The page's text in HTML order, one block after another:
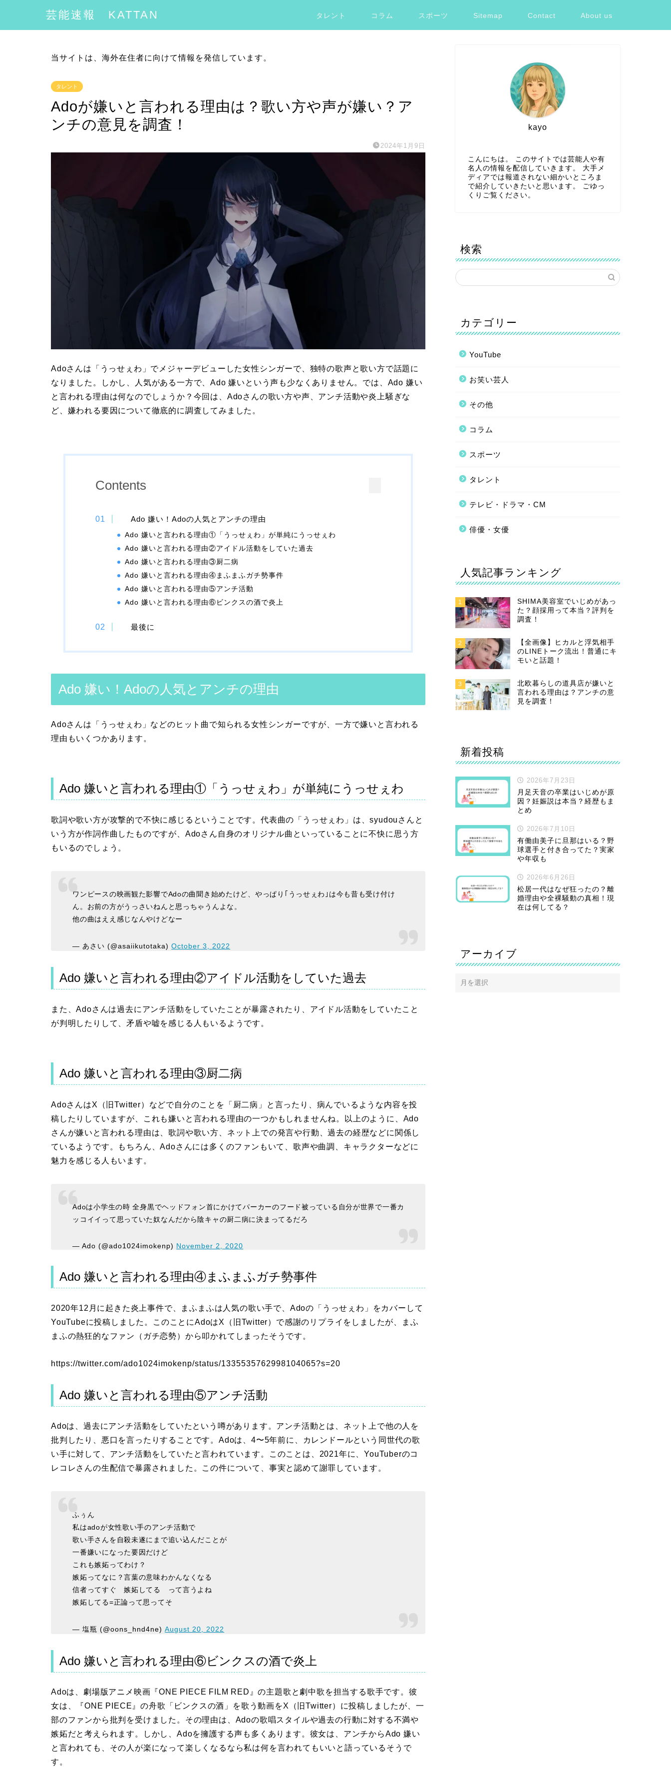
芸能速報 KATTAN タレント コラム スポーツ Sitemap Contact About us
当サイトは、海外在住者に向けて情報を発信しています。
タレント
Adoが嫌いと言われる理由は？歌い方や声が嫌い？ア
ンチの意見を調査！
2024年1月9日
Adoさんは「うっせぇわ」でメジャーデビューした女性シンガーで、独特の歌声と歌い方で話題に
なりました。しかし、人気がある一方で、Ado 嫌いという声も少なくありません。では、Ado 嫌い
と言われる理由は何なのでしょうか？今回は、Adoさんの歌い方や声、アンチ活動や炎上騒ぎな
ど、嫌われる要因について徹底的に調査してみました。
Contents
Ado 嫌い！Adoの人気とアンチの理由
Ado 嫌いと言われる理由①「うっせぇわ」が単純にうっせぇわ
Ado 嫌いと言われる理由②アイドル活動をしていた過去
Ado 嫌いと言われる理由③厨二病
Ado 嫌いと言われる理由④まふまふガチ勢事件
Ado 嫌いと言われる理由⑤アンチ活動
Ado 嫌いと言われる理由⑥ビンクスの酒で炎上
最後に
Ado 嫌い！Adoの人気とアンチの理由
Adoさんは「うっせぇわ」などのヒット曲で知られる女性シンガーですが、一方で嫌いと言われる
理由もいくつかあります。
Ado 嫌いと言われる理由①「うっせぇわ」が単純にうっせぇわ
歌詞や歌い方が攻撃的で不快に感じるということです。代表曲の「うっせぇわ」は、syudouさんと
いう方が作詞作曲したものですが、Adoさん自身のオリジナル曲といっていることに不快に思う方
もいるのでしょう。
ワンピースの映画観た影響でAdoの曲聞き始めたけど、やっぱり｢うっせぇわ｣は今も昔も受け付け
ん。お前の方がうっさいねんと思っちゃうんよな。
他の曲はええ感じなんやけどなー
— あさい (@asaiikutotaka)October 3, 2022
Ado 嫌いと言われる理由②アイドル活動をしていた過去
また、Adoさんは過去にアンチ活動をしていたことが暴露されたり、アイドル活動をしていたこと
が判明したりして、矛盾や嘘を感じる人もいるようです。
Ado 嫌いと言われる理由③厨二病
AdoさんはX（旧Twitter）などで自分のことを「厨二病」と言ったり、病んでいるような内容を投
稿したりしていますが、これも嫌いと言われる理由の一つかもしれませんね。以上のように、Ado
さんが嫌いと言われる理由は、歌詞や歌い方、ネット上での発言や行動、過去の経歴などに関係し
ているようです。もちろん、Adoさんには多くのファンもいて、歌声や曲調、キャラクターなどに
魅力を感じる人もいます。
Adoは小学生の時 全身黒でヘッドフォン首にかけてパーカーのフード被っている自分が世界で一番カ
ッコイイって思っていた奴なんだから陰キャの厨二病に決まってるだろ
— Ado (@ado1024imokenp) November 2, 2020
Ado 嫌いと言われる理由④まふまふガチ勢事件
2020年12月に起きた炎上事件で、まふまふは人気の歌い手で、Adoの「うっせぇわ」をカバーして
YouTubeに投稿しました。このことにAdoはX（旧Twitter）で感謝のリプライをしましたが、まふ
まふの熱狂的なファン（ガチ恋勢）から叩かれてしまったそうです。
https://twitter.com/ado1024imokenp/status/1335535762998104065?s=20
Ado 嫌いと言われる理由⑤アンチ活動
Adoは、過去にアンチ活動をしていたという噂があります。アンチ活動とは、ネット上で他の人を
批判したり、悪口を言ったりすることです。Adoは、4〜5年前に、カレンドールという同世代の歌
い手に対して、アンチ活動をしていたと言われています。このことは、2021年に、YouTuberのコ
レコレさんの生配信で暴露されました。この件について、事実と認めて謝罪しています。
ふぅん
私はadoが女性歌い手のアンチ活動で
歌い手さんを自殺未遂にまで追い込んだことが
一番嫌いになった要因だけど
これも嫉妬ってわけ？
嫉妬ってなに？言葉の意味わかんなくなる
信者ってすぐ 嫉妬してる って言うよね
嫉妬してる=正論って思ってそ
— 塩瓶 (@oons_hnd4ne)August 20, 2022
Ado 嫌いと言われる理由⑥ビンクスの酒で炎上
Adoは、劇場版アニメ映画『ONE PIECE FILM RED』の主題歌と劇中歌を担当する歌手です。彼
女は、『ONE PIECE』の舟歌「ビンクスの酒」を歌う動画をX（旧Twitter）に投稿しましたが、一
部のファンから批判を受けました。その理由は、Adoの歌唱スタイルや過去の行動に対する不満や
嫉妬だと考えられます。しかし、Adoを擁護する声も多くあります。彼女は、アンチからAdo 嫌い
と言われても、その人が楽になって楽しくなるなら私は何を言われてもいいと語っているそうで
す。
kayo
こんにちは。 このサイトでは芸能人や有
名人の情報を配信していきます。 大手メ
ディアでは報道されない細かいところま
で紹介していきたいと思います。 ごゆっ
くりご覧ください。
検索
カテゴリー
YouTube
お笑い芸人
その他
コラム
スポーツ
タレント
テレビ・ドラマ・CM
俳優・女優
人気記事ランキング
1
SHIMA美容室でいじめがあっ
た？顔採用って本当？評判を
調査！
2
【全画像】ヒカルと浮気相手
のLINEトーク流出！普通にキ
モいと話題！
3
北欧暮らしの道具店が嫌いと
言われる理由は？アンチの意
見を調査！
新着投稿
2026年7月23日
月足天音の卒業はいじめが原
因？妊娠説は本当？経歴もま
とめ
2026年7月10日
有働由美子に旦那はいる？野
球選手と付き合ってた？実家
や年収も
2026年6月26日
松居一代はなぜ狂ったの？離
婚理由や全裸騒動の真相！現
在は何してる？
アーカイブ